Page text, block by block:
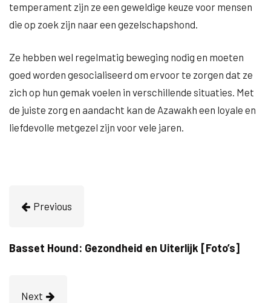
temperament zijn ze een geweldige keuze voor mensen
die op zoek zijn naar een gezelschapshond.
Ze hebben wel regelmatig beweging nodig en moeten
goed worden gesocialiseerd om ervoor te zorgen dat ze
zich op hun gemak voelen in verschillende situaties. Met
de juiste zorg en aandacht kan de Azawakh een loyale en
liefdevolle metgezel zijn voor vele jaren.
Previous
Basset Hound: Gezondheid en Uiterlijk [Foto’s]
Next